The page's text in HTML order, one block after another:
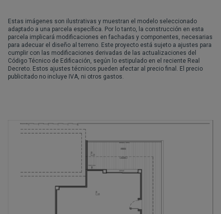
Estas imágenes son ilustrativas y muestran el modelo seleccionado
adaptado a una parcela específica. Por lo tanto, la construcción en esta
parcela implicará modificaciones en fachadas y componentes, necesarias
para adecuar el diseño al terreno. Este proyecto está sujeto a ajustes para
cumplir con las modificaciones derivadas de las actualizaciones del
Código Técnico de Edificación, según lo estipulado en el reciente Real
Decreto. Estos ajustes técnicos pueden afectar al precio final. El precio
publicitado no incluye IVA, ni otros gastos.